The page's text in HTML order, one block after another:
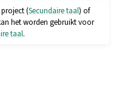
(Secundaire taal) of
het worden gebruikt voor
taal.